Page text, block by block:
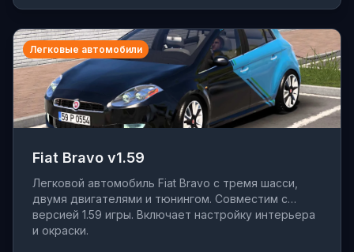
Легковые автомобили
Fiat Bravo v1.59
Легковой автомобиль Fiat Bravo с тремя шасси,
двумя двигателями и тюнингом. Совместим с
версией 1.59 игры. Включает настройку интерьера
и окраски.